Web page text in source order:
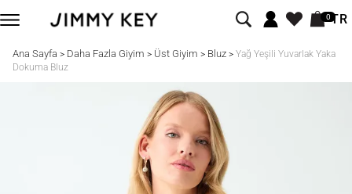
0TR
Ana Sayfa > Daha Fazla Giyim > Üst Giyim > Bluz> Yağ Yeşili Yuvarlak Yaka
Dokuma Bluz